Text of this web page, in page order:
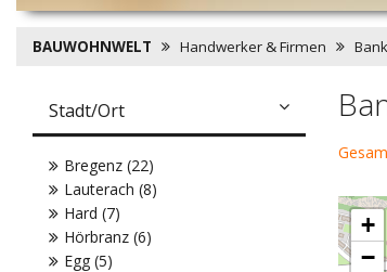
BAUWOHNWELT Handwerker & Firmen
+
−
Stadt/Ort
Bregenz (22)
Lauterach (8)
Hard (7)
Hörbranz (6)
Egg (5)